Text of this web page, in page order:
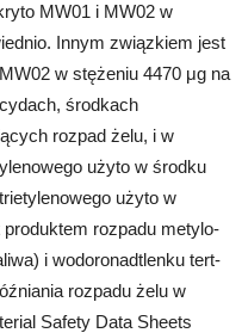
MW01 i MW02 w
Innym związkiem jest
w stężeniu 4470 μg na
środkach
rozpad żelu, i w
użyto w środku
użyto w
rozpadu metylo-
i wodoronadtlenku tert-
rozpadu żelu w
Safety Data Sheets